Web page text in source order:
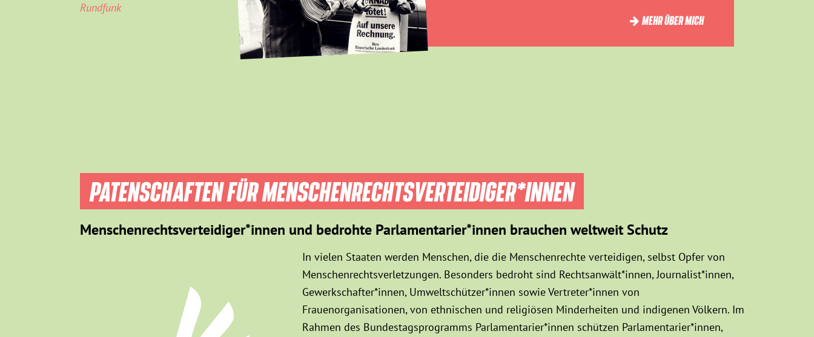
MEHR ÜBER MICH
Rundfunk
PATENSCHAFTEN FÜR MENSCHEN­RECHTS­VER­TEIDIGER­*INNEN
Menschenrechtsverteidiger*innen und bedrohte Parlamentarier*innen brauchen weltweit Schutz
In vielen Staaten werden Menschen, die die Menschenrechte verteidigen, selbst Opfer von
Menschenrechtsverletzungen. Besonders bedroht sind Rechtsanwält*innen, Journalist*innen,
Gewerkschafter*innen, Umweltschützer*innen sowie Vertreter*innen von
Frauenorganisationen, von ethnischen und religiösen Minderheiten und indigenen Völkern. Im
Rahmen des Bundestagsprogramms Parlamentarier*innen schützen Parlamentarier*innen,